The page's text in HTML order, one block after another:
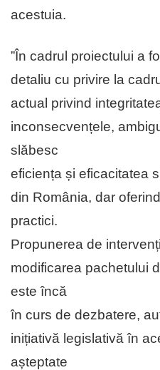
acestuia.
”În cadrul proiectului a
detaliu cu privire la
actual privind
inconsecvențele,
slăbesc
eficiența și eficacitatea
din România, dar
practici.
Propunerea de
modificarea pachetului
este încă
în curs de dezbatere,
inițiativă legislativă în
așteptate